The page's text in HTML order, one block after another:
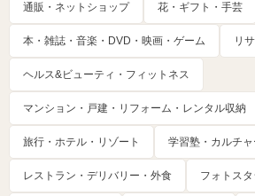
通販・ネットショップ 花・ギフト・手芸
本・雑誌・音楽・DVD・映画・ゲーム リ
ヘルス&ビューティ・フィットネス
マンション・戸建・リフォーム・レンタル収納
旅行・ホテル・リゾート 学習塾・カルチ
レストラン・デリバリー・外食 フォトス